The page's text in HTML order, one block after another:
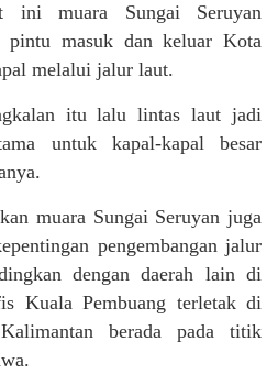
ini muara Sungai Seruyan
pintu masuk dan keluar Kota
melalui jalur laut.
itu lalu lintas laut jadi
untuk kapal-kapal besar
muara Sungai Seruyan juga
pengembangan jalur
dengan daerah lain di
Kuala Pembuang terletak di
berada pada titik